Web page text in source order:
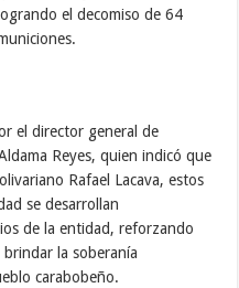
el decomiso de 64
el director general de
Reyes, quien indicó que
Rafael Lacava, estos
se desarrollan
de la entidad, reforzando
brindar la soberanía
carabobeño.